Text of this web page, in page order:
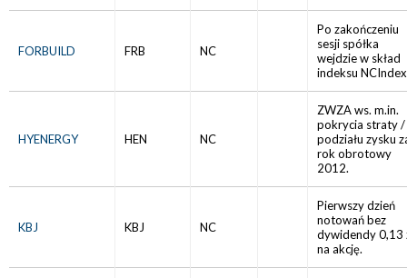
FORBUILD FRB NC
Po zakończeniu
sesji spółka
wejdzie w skład
indeksu
HYENERGY HEN NC
ZWZA ws. m.in.
pokrycia straty /
podziału zysku
rok obrotowy
2012.
KBJ KBJ NC
Pierwszy dzień
notowań bez
dywidendy 0,13
na akcję.